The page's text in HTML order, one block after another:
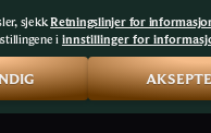
sjekkRetningslinjer for
i innstillinger for